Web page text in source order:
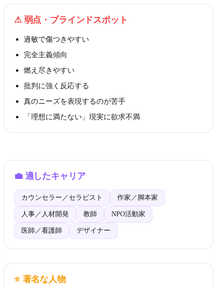
⚠ 弱点・ブラインドスポット
過敏で傷つきやすい
完全主義傾向
燃え尽きやすい
批判に強く反応する
真のニーズを表現するのが苦手
「理想に満たない」現実に欲求不満
💼 適したキャリア
カウンセラー／セラピスト 作家／脚本家
人事／人材開発 教師 NPO活動家
医師／看護師 デザイナー
⭐ 著名な人物